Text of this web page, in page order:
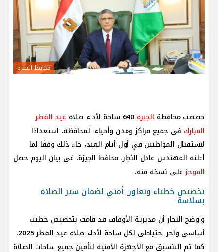
محافظ الجيزة
خصصت محافظة الجيزة
عيد الفطر
المبارك في جميع مراكز ومدن وأحياء المحافظة، استعدادًا
لاستقبال المواطنين في أول أيام العيد، جاء ذلك وفقًا لما
أعلنه المهندس عادل النجار، محافظ الجيزة، في بيان اليوم حصل
الموجزعلى نسخة منه.
تخصيص خطباء وتعاون أمني لضمان سير الصلاة
بسلاسة
وأوضح النجار أن مديرية الأوقاف قد قامت بتخصيص خطيب
أساسي وآخر احتياطي لكل ساحة لأداء صلاة عيد الفطر 2025،
كما تم التنسيق مع الأجهزة الأمنية لتأمين جميع ساحات الصلاة